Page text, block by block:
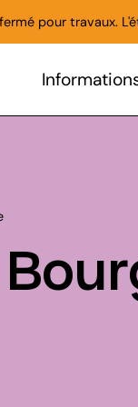
pour travaux.